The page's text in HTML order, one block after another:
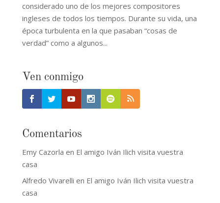
considerado uno de los mejores compositores
ingleses de todos los tiempos. Durante su vida, una
época turbulenta en la que pasaban “cosas de
verdad” como a algunos...
Ven conmigo
Comentarios
Emy Cazorla en El amigo Iván Ilich visita vuestra
casa
Alfredo Vivarelli en El amigo Iván Ilich visita vuestra
casa